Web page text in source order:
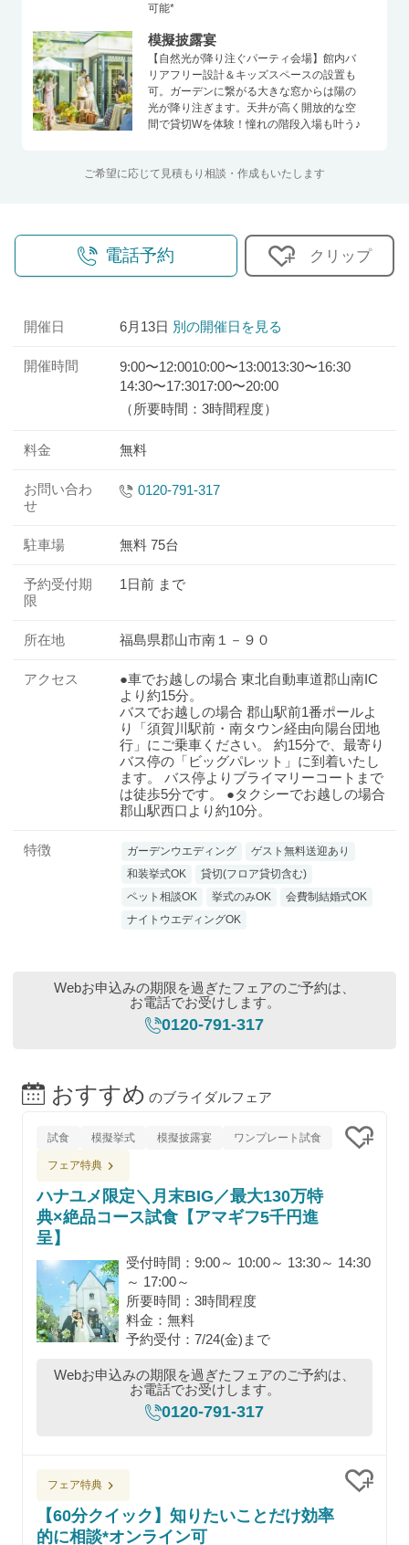
可能*
模擬披露宴
【自然光が降り注ぐパーティ会場】館内バ
リアフリー設計＆キッズスペースの設置も
可。ガーデンに繋がる大きな窓からは陽の
光が降り注ぎます。天井が高く開放的な空
間で貸切Wを体験！憧れの階段入場も叶う♪
ご希望に応じて見積もり相談・作成もいたします
電話予約 クリップ
開催日 6月13日 別の開催日を見る
開催時間 9:00〜12:0010:00〜13:0013:30〜16:30
14:30〜17:3017:00〜20:00
（所要時間：3時間程度）
料金 無料
お問い合わ
せ
0120-791-317
駐車場 無料 75台
予約受付期
限
1日前 まで
所在地 福島県郡山市南１－９０
アクセス
●車でお越しの場合 東北自動車道郡山南IC
より約15分。
バスでお越しの場合 郡山駅前1番ポールよ
り「須賀川駅前・南タウン経由向陽台団地
行」にご乗車ください。 約15分で、最寄り
バス停の「ビッグパレット」に到着いたし
ます。 バス停よりブライマリーコートまで
は徒歩5分です。 ●タクシーでお越しの場合
郡山駅西口より約10分。
特徴 ガーデンウエディング
ゲスト無料送迎あり
和装挙式OK
貸切(フロア貸切含む)
ペット相談OK
挙式のみOK
会費制結婚式OK
ナイトウエディングOK
Webお申込みの期限を過ぎたフェアのご予約は、
お電話でお受けします。
0120-791-317
おすすめ のブライダルフェア
試食 模擬挙式 模擬披露宴 ワンプレート試食
フェア特典
ハナユメ限定＼月末BIG／最大130万特
典×絶品コース試食【アマギフ5千円進
呈】
受付時間：9:00～ 10:00～ 13:30～ 14:30
～ 17:00～
所要時間：3時間程度
料金：無料
予約受付：7/24(金)まで
Webお申込みの期限を過ぎたフェアのご予約は、
お電話でお受けします。
0120-791-317
フェア特典
【60分クイック】知りたいことだけ効率
的に相談*オンライン可